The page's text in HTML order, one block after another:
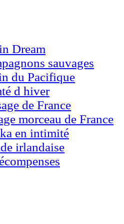
Dream
sauvages
du Pacifique
d hiver​
de France
morceau de France
en intimité
irlandaise